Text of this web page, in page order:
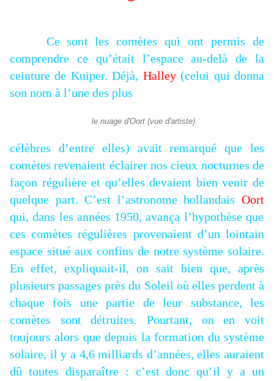
Ce sont les comètes qui ont permis de
comprendre ce qu’était l’espace au-delà de la
ceinture de Kuiper. Déjà, Halley(celui qui donna
son nom à l’une des plus
le nuage d'Oort (vue d'artiste)
célèbres d’entre elles) avait remarqué que les
comètes revenaient éclairer nos cieux nocturnes de
façon régulière et qu’elles devaient bien venir de
quelque part. C’est l’astronome hollandais Oort
qui, dans les années 1950, avança l’hypothèse que
ces comètes régulières provenaient d’un lointain
espace situé aux confins de notre système solaire.
En effet, expliquait-il, on sait bien que, après
plusieurs passages près du Soleil où elles perdent à
chaque fois une partie de leur substance, les
comètes sont détruites. Pourtant, on en voit
toujours alors que depuis la formation du système
solaire, il y a 4,6 milliards d’années, elles auraient
dû toutes disparaître : c’est donc qu’il y a un